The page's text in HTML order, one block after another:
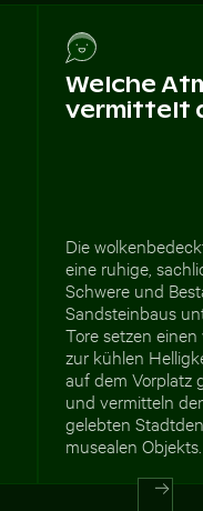
Welche
vermittelt
Die
eine ruhige,
Schwere und
Sandsteinbaus
Tore setzen
zur kühlen
auf dem Vorplatz
und vermitteln
gelebten
musealen Objekts.